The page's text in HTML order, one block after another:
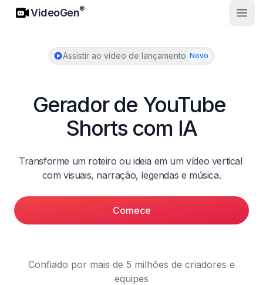
VideoGen
VideoGen®
Abrir
Assistir ao vídeo de lançamento Novo
Gerador de YouTube
Shorts com IA
Transforme um roteiro ou ideia em um vídeo vertical
com visuais, narração, legendas e música.
Comece
Confiado por mais de 5 milhões de criadores e
equipes